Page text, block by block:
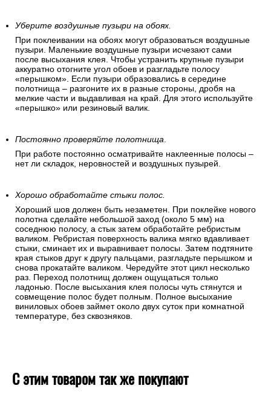
Уберите воздушные пузыри на обоях.
При поклеивании на обоях могут образоваться воздушные
пузыри. Маленькие воздушные пузыри исчезают сами
после высыхания клея. Чтобы устранить крупные пузыри
аккуратно отогните угол обоев и разгладьте полосу
«перышком». Если пузыри образовались в середине
полотнища – разгоните их в разные стороны, дробя на
мелкие части и выдавливая на край. Для этого используйте
«перышко» или резиновый валик.
Постоянно проверяйте полотнища.
При работе постоянно осматривайте наклеенные полосы –
нет ли складок, неровностей и воздушных пузырей.
Хорошо обработайте стыки полос.
Хороший шов должен быть незаметен. При поклейке нового
полотна сделайте небольшой заход (около 5 мм) на
соседнюю полосу, а стык затем обработайте ребристым
валиком. Ребристая поверхность валика мягко вдавливает
стыки, сминает их и выравнивает полосы. Затем подтяните
края стыков друг к другу пальцами, разгладьте перышком и
снова прокатайте валиком. Чередуйте этот цикл несколько
раз. Переход полотнищ должен ощущаться только
ладонью. После высыхания клея полосы чуть стянутся и
совмещение полос будет полным. Полное высыхание
виниловых обоев займет около двух суток при комнатной
температуре, без сквозняков.
С этим товаром так же покупают